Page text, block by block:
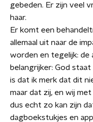
gebeden. Er zijn veel
haar.
Er komt een
allemaal uit naar de
worden en tegelijk: de
belangrijker: God
is dat ik merk dat dit
maar dat zij, en wij
dus echt zo kan zijn
dagboekstukjes en